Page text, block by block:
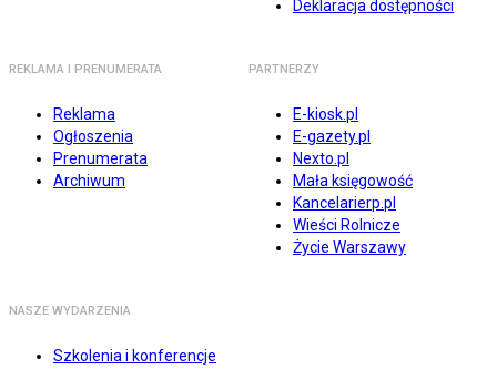
Deklaracja dostępności
REKLAMA I PRENUMERATA
Reklama
Ogłoszenia
Prenumerata
Archiwum
PARTNERZY
E-kiosk.pl
E-gazety.pl
Nexto.pl
Mała księgowość
Kancelarierp.pl
Wieści Rolnicze
Życie Warszawy
NASZE WYDARZENIA
Szkolenia i konferencje